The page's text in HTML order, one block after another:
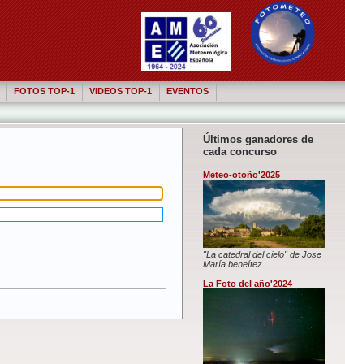
FOTOS TOP-1 VIDEOS TOP-1 EVENTOS
Últimos ganadores de
cada concurso
Meteo-otoño'2025
"La catedral del cielo" de Jose
María beneítez
La Foto del año'2024